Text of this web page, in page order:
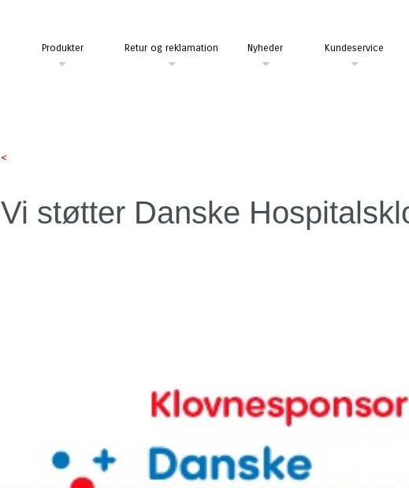
Produkter Retur og reklamation Nyheder Kundeservice
<
Vi støtter Danske